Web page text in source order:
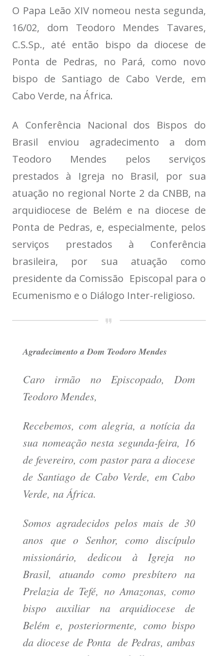
O Papa Leão XIV nomeou nesta segunda,
16/02, dom Teodoro Mendes Tavares,
C.S.Sp., até então bispo da diocese de
Ponta de Pedras, no Pará, como novo
bispo de Santiago de Cabo Verde, em
Cabo Verde, na África.
A Conferência Nacional dos Bispos do
Brasil enviou agradecimento a dom
Teodoro Mendes pelos serviços
prestados à Igreja no Brasil, por sua
atuação no regional Norte 2 da CNBB, na
arquidiocese de Belém e na diocese de
Ponta de Pedras, e, especialmente, pelos
serviços prestados à Conferência
brasileira, por sua atuação como
presidente da Comissão Episcopal para o
Ecumenismo e o Diálogo Inter-religioso.
Agradecimento a Dom Teodoro Mendes
Caro irmão no Episcopado, Dom
Teodoro Mendes,
Recebemos, com alegria, a notícia da
sua nomeação nesta segunda-feira, 16
de fevereiro, com pastor para a diocese
de Santiago de Cabo Verde, em Cabo
Verde, na África.
Somos agradecidos pelos mais de 30
anos que o Senhor, como discípulo
missionário, dedicou à Igreja no
Brasil, atuando como presbítero na
Prelazia de Tefé, no Amazonas, como
bispo auxiliar na arquidiocese de
Belém e, posteriormente, como bispo
da diocese de Ponta de Pedras, ambas